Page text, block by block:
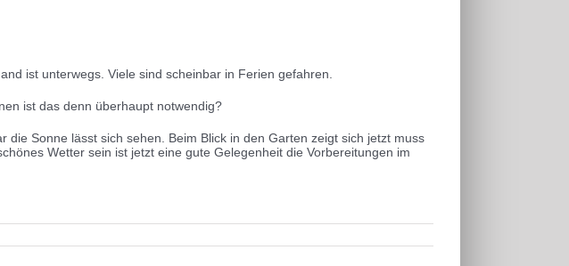
ist unterwegs. Viele sind scheinbar in Ferien gefahren.
ist das denn überhaupt notwendig?
Sonne lässt sich sehen. Beim Blick in den Garten zeigt sich jetzt muss
Wetter sein ist jetzt eine gute Gelegenheit die Vorbereitungen im